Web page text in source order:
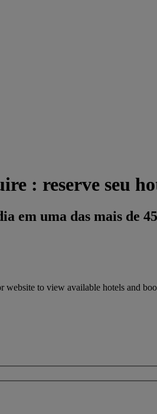
: reserve seu
em uma das mais de
website to view available hotels and